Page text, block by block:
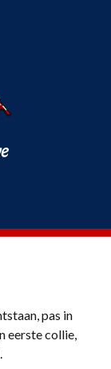
pas in
eerste collie,